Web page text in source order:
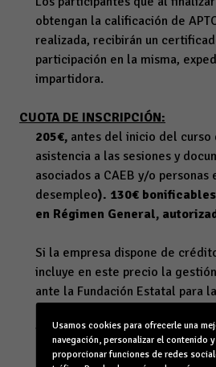
obtengan la calificación de
realizada, recibirán un
participación en la misma,
impartidora.
CUOTA DE INSCRIPCIÓN:
205€, antes del inicio del curso
asistencia a las sesiones y
asociados a CAEB y/o personas
desempleo). 130€
en Régimen General,
Si la empresa dispone de
incluye en este precio la
ante la Fundación Estatal para
realización de los trámites
posterior bonificación de
Usamos cookies para ofrecerle una
navegación, personalizar el contenido
proporcionar funciones de redes